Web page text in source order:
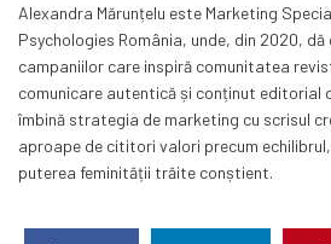
Alexandra Mărunțelu este Marketing
Psychologies România, unde, din 2020,
campaniilor care inspiră comunitatea
comunicare autentică și conținut editorial
îmbină strategia de marketing cu scrisul
aproape de cititori valori precum
puterea feminității trăite conștient.